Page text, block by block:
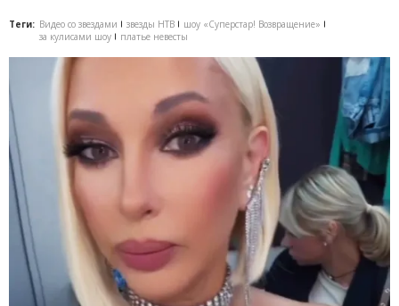
Теги: Видео со звездами звезды НТВ
шоу «Суперстар! Возвращение»
за кулисами шоу
платье невесты